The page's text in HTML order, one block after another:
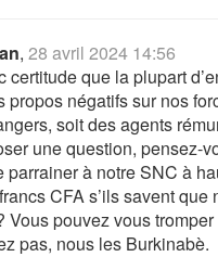
,28 avril 2024 14:56
certitude que la plupart
propos négatifs sur nos
soit des agents
une question, pensez-
parrainer à notre SNC à
CFA s’ils savent que
Vous pouvez vous
pas, nous les Burkinabè.